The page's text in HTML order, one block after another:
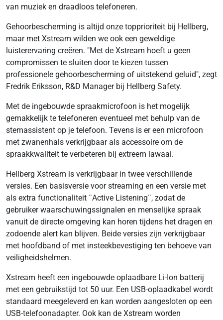
van muziek en draadloos telefoneren.
Gehoorbescherming is altijd onze topprioriteit bij Hellberg,
maar met Xstream wilden we ook een geweldige
luisterervaring creëren. "Met de Xstream hoeft u geen
compromissen te sluiten door te kiezen tussen
professionele gehoorbescherming of uitstekend geluid", zegt
Fredrik Eriksson, R&D Manager bij Hellberg Safety.
Met de ingebouwde spraakmicrofoon is het mogelijk
gemakkelijk te telefoneren eventueel met behulp van de
stemassistent op je telefoon. Tevens is er een microfoon
met zwanenhals verkrijgbaar als accessoire om de
spraakkwaliteit te verbeteren bij extreem lawaai.
Hellberg Xstream is verkrijgbaar in twee verschillende
versies. Een basisversie voor streaming en een versie met
als extra functionaliteit ¨Active Listening¨, zodat de
gebruiker waarschuwingssignalen en menselijke spraak
vanuit de directe omgeving kan horen tijdens het dragen en
zodoende alert kan blijven. Beide versies zijn verkrijgbaar
met hoofdband of met insteekbevestiging ten behoeve van
veiligheidshelmen.
Xstream heeft een ingebouwde oplaadbare Li-Ion batterij
met een gebruikstijd tot 50 uur. Een USB-oplaadkabel wordt
standaard meegeleverd en kan worden aangesloten op een
USB-telefoonadapter. Ook kan de Xstream worden